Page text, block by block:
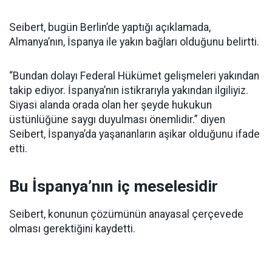
Seibert, bugün Berlin’de yaptığı açıklamada,
Almanya’nın, İspanya ile yakın bağları olduğunu belirtti.
“Bundan dolayı Federal Hükümet gelişmeleri yakından
takip ediyor. İspanya’nın istikrarıyla yakından ilgiliyiz.
Siyasi alanda orada olan her şeyde hukukun
üstünlüğüne saygı duyulması önemlidir.” diyen
Seibert, İspanya’da yaşananların aşikar olduğunu ifade
etti.
Bu İspanya’nın iç meselesidir
Seibert, konunun çözümünün anayasal çerçevede
olması gerektiğini kaydetti.